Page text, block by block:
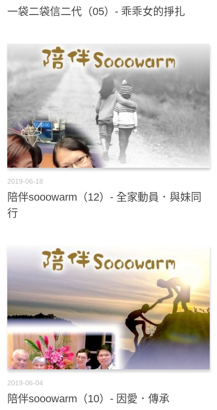
一袋二袋信二代（05）- 乖乖女的掙扎
2019-06-18
陪伴sooowarm（12）- 全家動員．與妹同
行
2019-06-04
陪伴sooowarm（10）- 因愛．傳承